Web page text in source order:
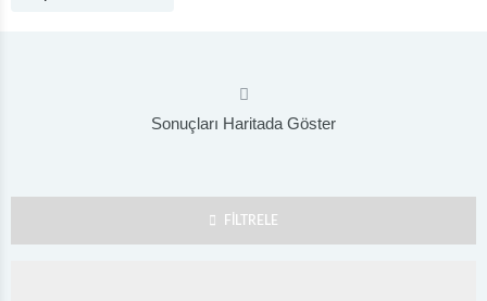
Sonuçları Haritada Göster
FİLTRELE